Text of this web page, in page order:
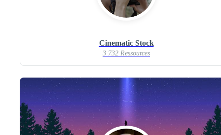
Cinematic Stock
3 732 Ressources